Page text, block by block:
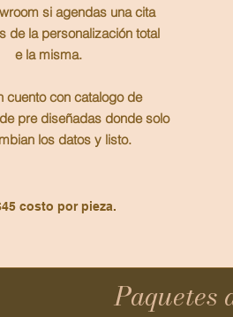
si agendas una cita
de la personalización total
e la misma.
cuento con catalogo de
pre diseñadas donde solo
los datos y listo.
costo por pieza.